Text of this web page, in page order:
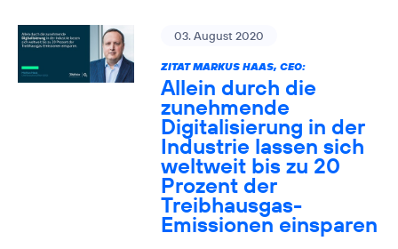
03. August 2020
ZITAT MARKUS HAAS, CEO:
Allein durch die
zunehmende
Digitalisierung in der
Industrie lassen sich
weltweit bis zu 20
Prozent der
Treibhausgas-
Emissionen einsparen